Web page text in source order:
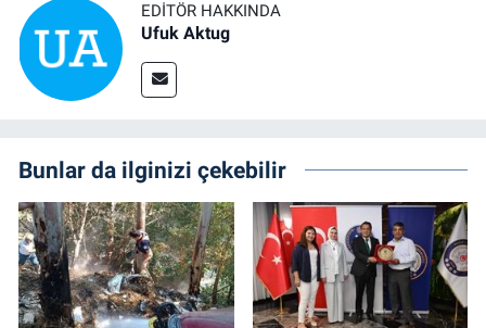
EDITÖR HAKKINDA
Ufuk Aktug
Bunlar da ilginizi çekebilir